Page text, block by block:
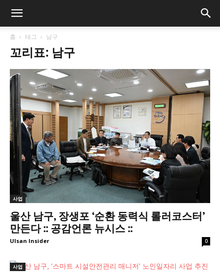
홈 태그 남구
꼬리표: 남구
사업
울산 남구, 장생포 ‘순환 동력식 롤러코스터’
만든다 :: 공감언론 뉴시스 ::
Ulsan Insider 0
사업